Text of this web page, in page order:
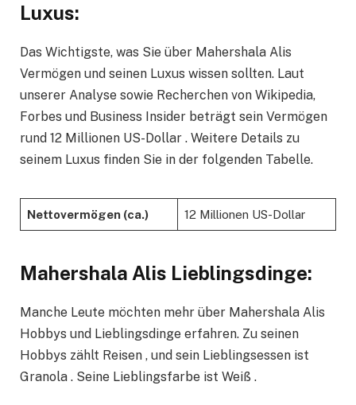
Luxus:
Das Wichtigste, was Sie über Mahershala Alis
Vermögen und seinen Luxus wissen sollten. Laut
unserer Analyse sowie Recherchen von Wikipedia,
Forbes und Business Insider beträgt sein Vermögen
rund 12 Millionen US-Dollar . Weitere Details zu
seinem Luxus finden Sie in der folgenden Tabelle.
Nettovermögen (ca.) 12 Millionen US-Dollar
Mahershala Alis Lieblingsdinge:
Manche Leute möchten mehr über Mahershala Alis
Hobbys und Lieblingsdinge erfahren. Zu seinen
Hobbys zählt Reisen , und sein Lieblingsessen ist
Granola . Seine Lieblingsfarbe ist Weiß .